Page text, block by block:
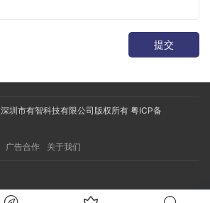
提交
深圳市有智科技有限公司版权所有 粤ICP备
广告合作 关于我们